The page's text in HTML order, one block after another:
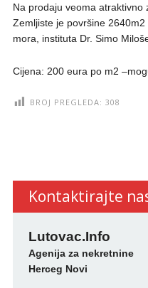
Na prodaju veoma atraktivno
Zemljiste je površine
mora, instituta Dr. Simo
Cijena: 200 eura po m2
BROJ PREGLEDA: 308
Kontaktirajte
Lutovac.Info
Agenija za nekretnine
Herceg Novi